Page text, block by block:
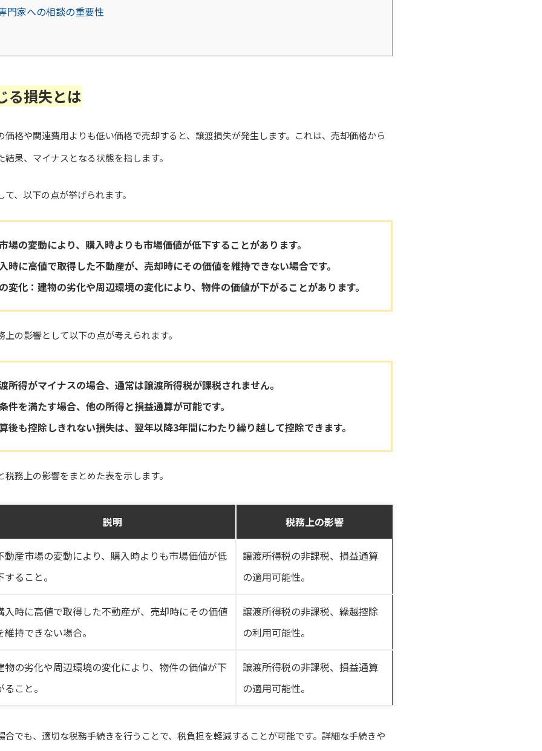
門家への相談の重要性
る損失とは
格や関連費用よりも低い価格で売却すると、譲渡損失が発生します。これは、売却価格から
果、マイナスとなる状態を指します。
、以下の点が挙げられます。
場の変動により、購入時よりも市場価値が低下することがあります。
時に高値で取得した不動産が、売却時にその価値を維持できない場合です。
変化：建物の劣化や周辺環境の変化により、物件の価値が下がることがあります。
の影響として以下の点が考えられます。
所得がマイナスの場合、通常は譲渡所得税が課税されません。
件を満たす場合、他の所得と損益通算が可能です。
後も控除しきれない損失は、翌年以降3年間にわたり繰り越して控除できます。
務上の影響をまとめた表を示します。
説明 税務上の影響
動産市場の変動により、購入時よりも市場価値が低
すること。
譲渡所得税の非課税、損益通算
の適用可能性。
入時に高値で取得した不動産が、売却時にその価値
維持できない場合。
譲渡所得税の非課税、繰越控除
の利用可能性。
物の劣化や周辺環境の変化により、物件の価値が下
ること。
譲渡所得税の非課税、損益通算
の適用可能性。
でも、適切な税務手続きを行うことで、税負担を軽減することが可能です。詳細な手続きや